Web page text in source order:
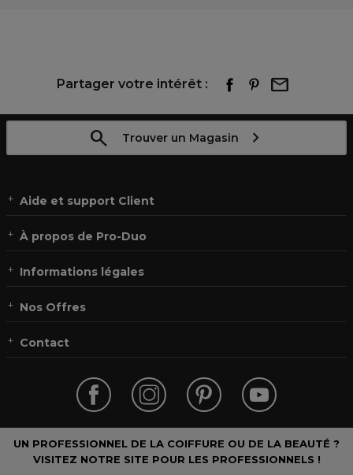
Partager votre intérêt :
Trouver un Magasin
Aide et support Client
À propos de Pro-Duo
Informations légales
Nos Offres
Contact
UN PROFESSIONNEL DE LA COIFFURE OU DE LA BEAUTÉ ?
VISITEZ NOTRE SITE POUR LES PROFESSIONNELS !